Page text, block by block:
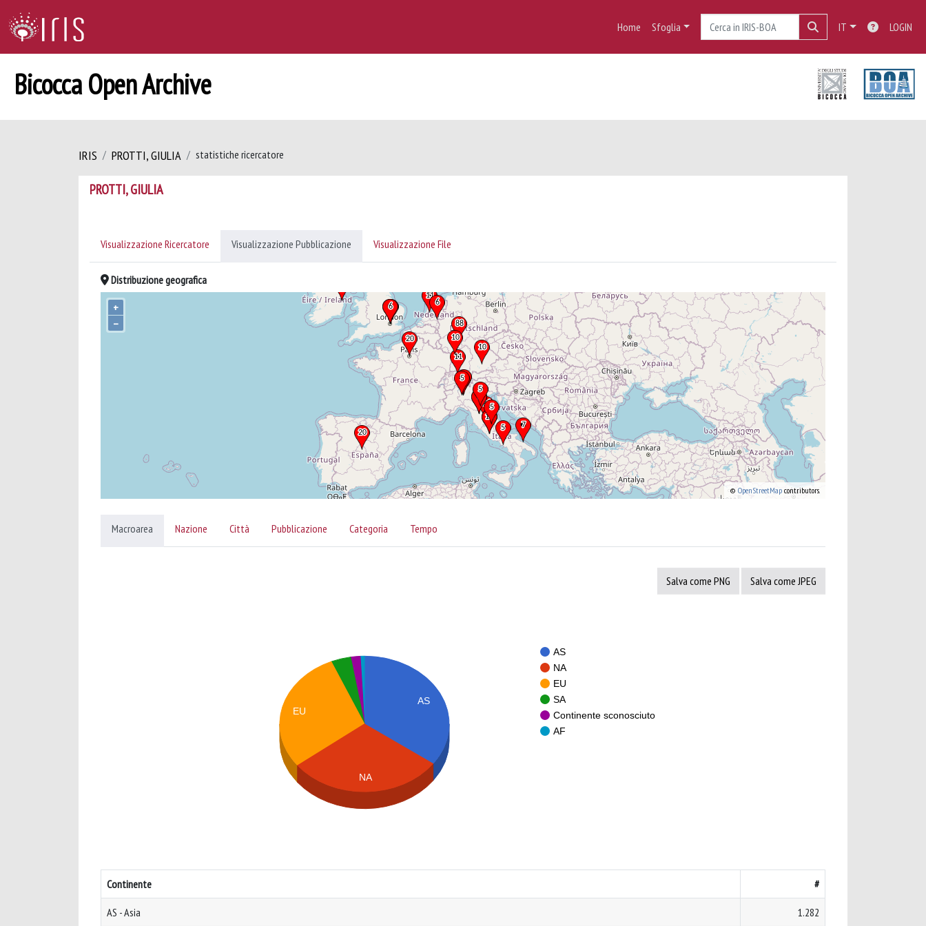
Home Sfoglia IT LOGIN
Bicocca Open Archive
IRIS PROTTI, GIULIA statistiche ricercatore
PROTTI, GIULIA
Visualizzazione Ricercatore Visualizzazione Pubblicazione Visualizzazione File
Distribuzione geografica
+
–
© OpenStreetMap contributors.
Macroarea Nazione Città Pubblicazione Categoria Tempo
Salva come PNG Salva come JPEG
AS
NA
EU
SA
Continente sconosciuto
AF
AS
EU
NA
Continente #
AS - Asia 1.282